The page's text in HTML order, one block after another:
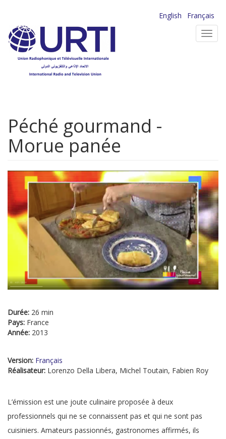
contenu
principal
English
Français
Péché gourmand -
Morue panée
Durée: 26 min
Pays: France
Année: 2013
Version: Français
Réalisateur: Lorenzo Della Libera, Michel Toutain, Fabien Roy
L’émission est une joute culinaire proposée à deux
professionnels qui ne se connaissent pas et qui ne sont pas
cuisiniers. Amateurs passionnés, gastronomes affirmés, ils